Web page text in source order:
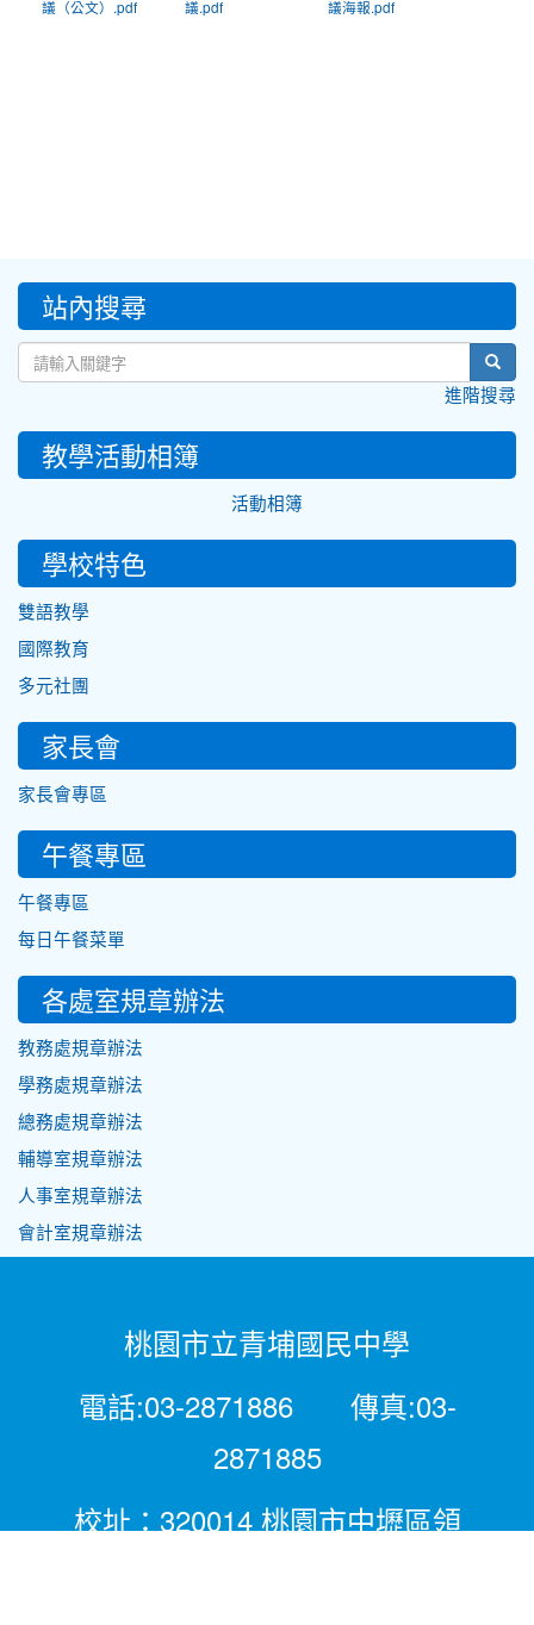
議（公文）.pdf
議.pdf
議海報.pdf
::: 站內搜尋
進階搜尋
教學活動相簿
活動相簿
學校特色
雙語教學
國際教育
多元社團
家長會
家長會專區
午餐專區
午餐專區
每日午餐菜單
各處室規章辦法
教務處規章辦法
學務處規章辦法
總務處規章辦法
輔導室規章辦法
人事室規章辦法
會計室規章辦法
桃園市立青埔國民中學
電話:03-2871886 傳真:03-
2871885
校址：320014 桃園市中壢區領